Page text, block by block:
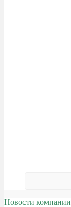
Новости компании